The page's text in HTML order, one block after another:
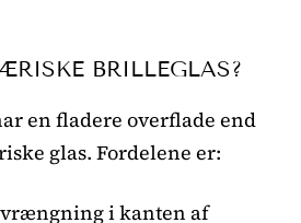
BRILLEGLAS?
en fladere overflade end
glas. Fordelene er:
i kanten af